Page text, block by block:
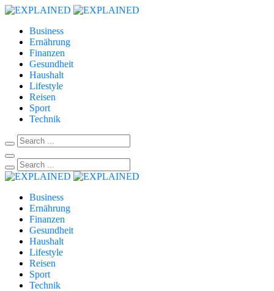
Business
Ernährung
Finanzen
Gesundheit
Haushalt
Lifestyle
Reisen
Sport
Technik
Business
Ernährung
Finanzen
Gesundheit
Haushalt
Lifestyle
Reisen
Sport
Technik